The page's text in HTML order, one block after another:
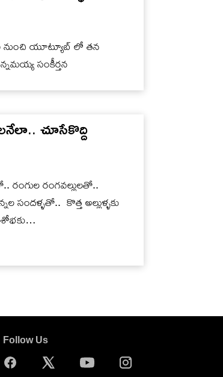
నుంచి యూట్యూబ్ లో తన
సంకీర్తన
చూసేకొద్ది
రంగవల్లులతో..
కొత్త అల్లుళ్ళకు
శోభకు…
Follow Us